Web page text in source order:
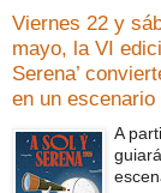
Viernes 22 y
mayo, la VI
Serena’
en un
A